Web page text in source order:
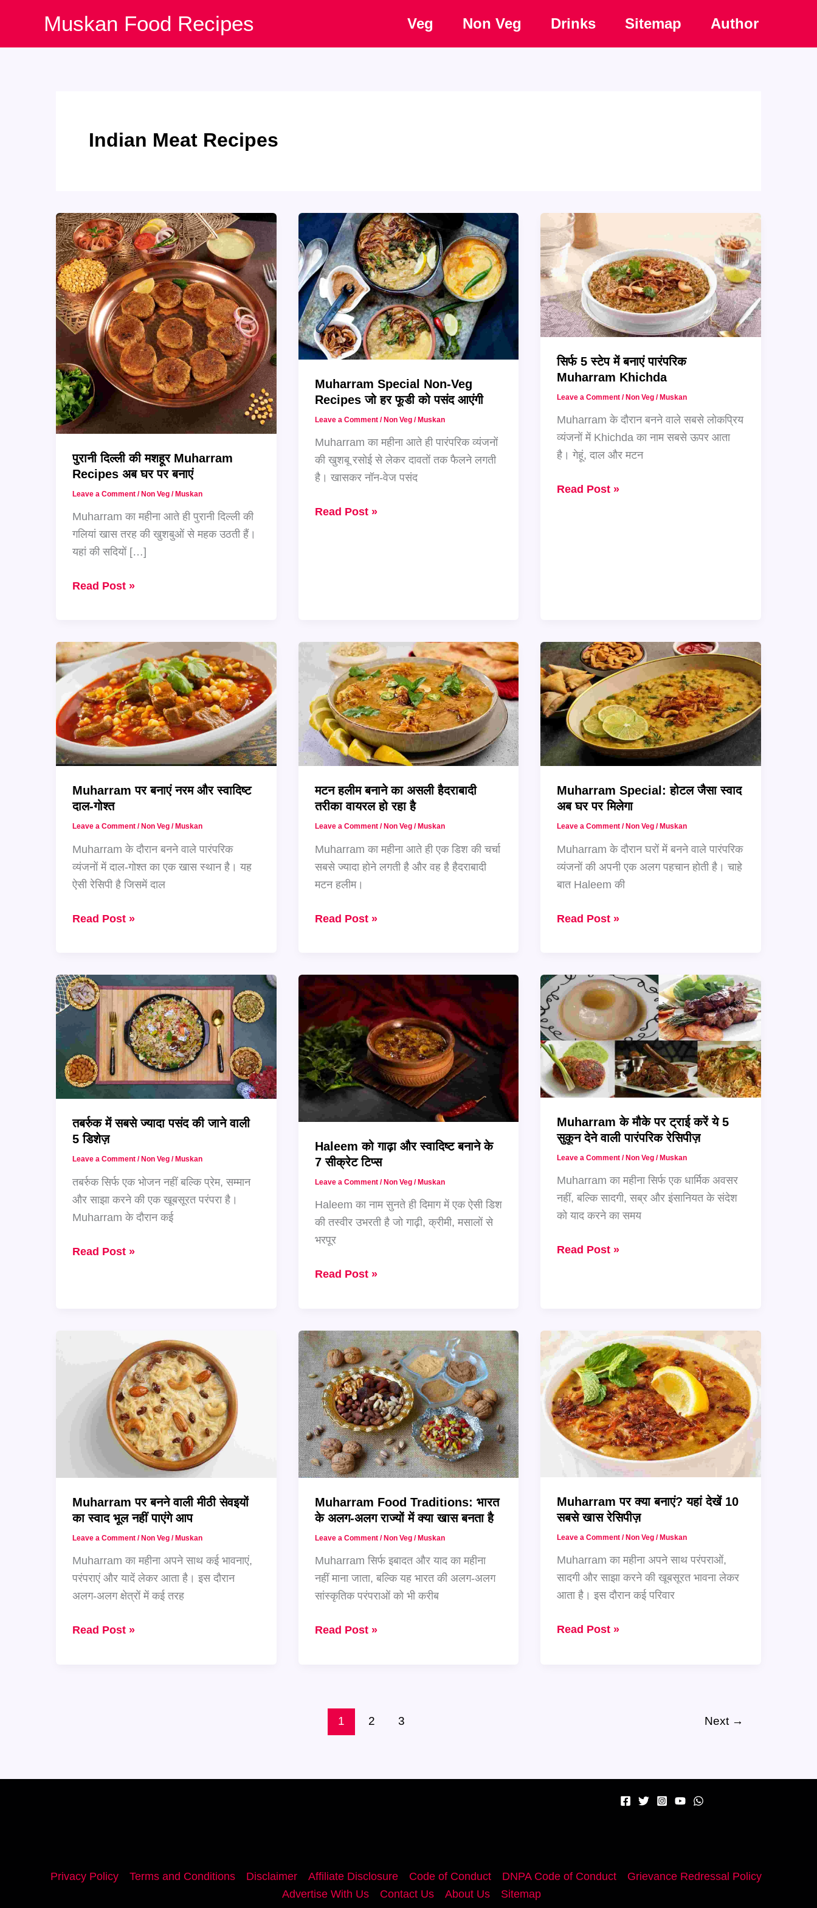
Muskan Food Recipes Veg Non Veg Drinks Sitemap Author
Indian Meat Recipes
पुरानी दिल्ली की मशहूर Muharram
Recipes अब घर पर बनाएं
Leave a Comment /Non Veg /Muskan
Muharram का महीना आते ही पुरानी दिल्ली की
गलियां खास तरह की खुशबुओं से महक उठती हैं।
यहां की सदियों […]
पुरानी
Muharram
Recipes
अब
घर
पर
बनाएं
Read Post »
Muharram Special Non-Veg
Recipes जो हर फूडी को पसंद आएंगी
Leave a Comment /Non Veg/Muskan
Muharram का महीना आते ही पारंपरिक व्यंजनों
की खुशबू रसोई से लेकर दावतों तक फैलने लगती
है। खासकर नॉन-वेज पसंद
Muharram
पसंद
आएंगी
Read Post »
सिर्फ 5 स्टेप में बनाएं पारंपरिक
Muharram Khichda
Leave a Comment / Non Veg / Muskan
Muharram के दौरान बनने वाले सबसे लोकप्रिय
व्यंजनों में Khichda का नाम सबसे ऊपर आता
है। गेहूं, दाल और मटन
सिर्फ
Read Post »
Muharram पर बनाएं नरम और स्वादिष्ट
दाल-गोश्त
Leave a Comment / Non Veg / Muskan
Muharram के दौरान बनने वाले पारंपरिक
व्यंजनों में दाल-गोश्त का एक खास स्थान है। यह
ऐसी रेसिपी है जिसमें दाल
Muharram
और
स्वादिष्ट
गोश्त
Read Post »
मटन हलीम बनाने का असली हैदराबादी
तरीका वायरल हो रहा है
Leave a Comment / Non Veg/ Muskan
Muharram का महीना आते ही एक डिश की चर्चा
सबसे ज्यादा होने लगती है और वह है हैदराबादी
मटन हलीम।
मटन
असली
हैदराबादी
तरीका
वायरल
हो
रहा
है
Read Post »
Muharram Special: होटल जैसा स्वाद
अब घर पर मिलेगा
Leave a Comment / Non Veg / Muskan
Muharram के दौरान घरों में बनने वाले पारंपरिक
व्यंजनों की अपनी एक अलग पहचान होती है। चाहे
बात Haleem की
Muharram
स्वाद
अब
घर
पर
मिलेगा
Read Post »
तबर्रुक में सबसे ज्यादा पसंद की जाने वाली
5 डिशेज़
Leave a Comment / Non Veg / Muskan
तबर्रुक सिर्फ एक भोजन नहीं बल्कि प्रेम, सम्मान
और साझा करने की एक खूबसूरत परंपरा है।
Muharram के दौरान कई
तबर्रुक
Read Post »
Haleem को गाढ़ा और स्वादिष्ट बनाने के
7 सीक्रेट टिप्स
Leave a Comment / Non Veg/ Muskan
Haleem का नाम सुनते ही दिमाग में एक ऐसी डिश
की तस्वीर उभरती है जो गाढ़ी, क्रीमी, मसालों से
भरपूर
Haleem
स्वादिष्ट
बनाने
के
7
सीक्रेट
टिप्स
Read Post »
Muharram के मौके पर ट्राई करें ये 5
सुकून देने वाली पारंपरिक रेसिपीज़
Leave a Comment /Non Veg /Muskan
Muharram का महीना सिर्फ एक धार्मिक अवसर
नहीं, बल्कि सादगी, सब्र और इंसानियत के संदेश
को याद करने का समय
Muharram
करें
ये
5
सुकून
देने
वाली
पारंपरिक
Read Post »
Muharram पर बनने वाली मीठी सेवइयों
का स्वाद भूल नहीं पाएंगे आप
Leave a Comment /Non Veg /Muskan
Muharram का महीना अपने साथ कई भावनाएं,
परंपराएं और यादें लेकर आता है। इस दौरान
अलग-अलग क्षेत्रों में कई तरह
Muharram
Read Post »
Muharram Food Traditions: भारत
के अलग-अलग राज्यों में क्या खास बनता है
Leave a Comment /Non Veg/Muskan
Muharram सिर्फ इबादत और याद का महीना
नहीं माना जाता, बल्कि यह भारत की अलग-अलग
सांस्कृतिक परंपराओं को भी करीब
Muharram
अलग
Read Post »
Muharram पर क्या बनाएं? यहां देखें 10
सबसे खास रेसिपीज़
Leave a Comment /Non Veg /Muskan
Muharram का महीना अपने साथ परंपराओं,
सादगी और साझा करने की खूबसूरत भावना लेकर
आता है। इस दौरान कई परिवार
Muharram
Read Post »
1 2 3 Next →
Privacy Policy Terms and Conditions Disclaimer Affiliate Disclosure Code of Conduct DNPA Code of Conduct
Grievance Redressal Policy
Advertise With Us
Contact Us About Us Sitemap